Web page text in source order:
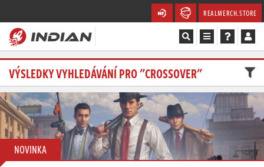
REALMERCH.STORE
Magazín
Recenze
Videa
Soutěže
VÝSLEDKY VYHLEDÁVÁNÍ PRO "CROSSOVER"
NOVINKA